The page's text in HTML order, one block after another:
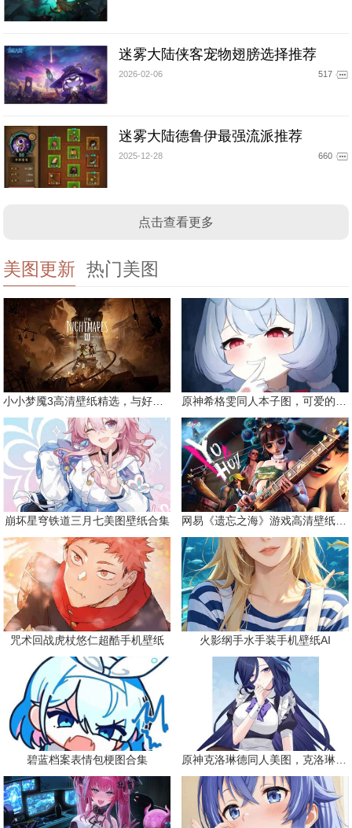
迷雾大陆侠客宠物翅膀选择推荐
2026-02-06 517
迷雾大陆德鲁伊最强流派推荐
2025-12-28 660
点击查看更多
美图更新 热门美图
小小梦魇3高清壁纸精选，与好友一同面对恐惧 原神希格雯同人本子图，可爱的双马尾
崩坏星穹铁道三月七美图壁纸合集 网易《遗忘之海》游戏高清壁纸精选
咒术回战虎杖悠仁超酷手机壁纸 火影纲手水手装手机壁纸AI
碧蓝档案表情包梗图合集 原神克洛琳德同人美图，克洛琳德战败会怎样